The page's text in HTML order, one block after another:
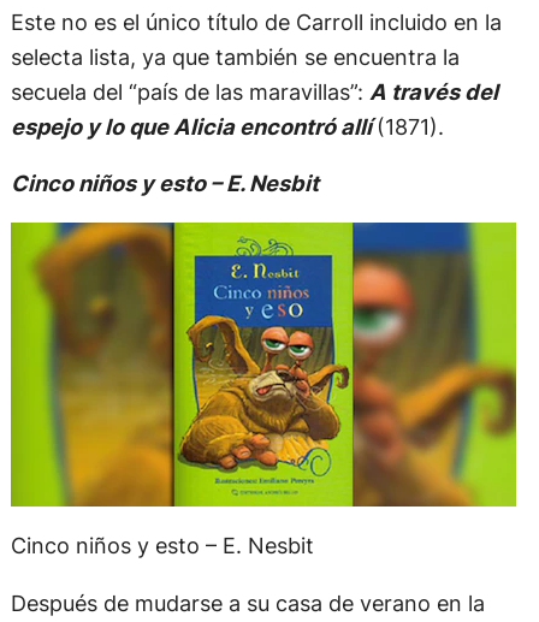
Este no es el único título de Carroll incluido en la
selecta lista, ya que también se encuentra la
secuela del “país de las maravillas”: A través del
espejo y lo que Alicia encontró allí(1871).
Cinco niños y esto – E. Nesbit
Cinco niños y esto – E. Nesbit
Después de mudarse a su casa de verano en la